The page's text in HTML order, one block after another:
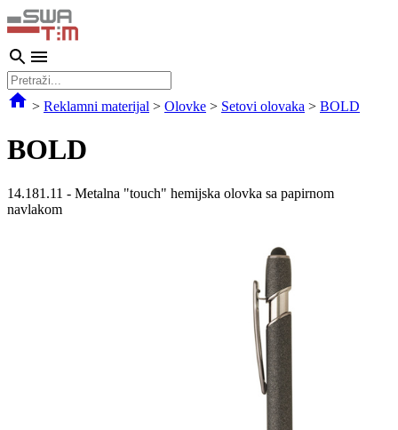
> Reklamni materijal > Olovke > Setovi olovaka > BOLD
BOLD
14.181.11 - Metalna "touch" hemijska olovka sa papirnom
navlakom